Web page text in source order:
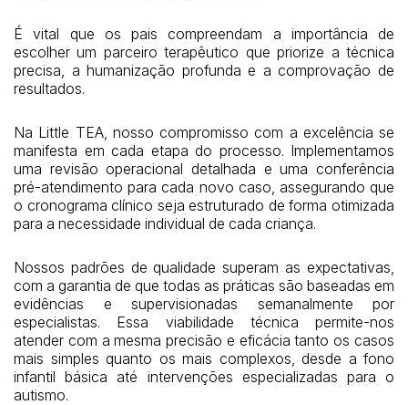
É vital que os pais compreendam a importância de
escolher um parceiro terapêutico que priorize a técnica
precisa, a humanização profunda e a comprovação de
resultados.
Na Little TEA, nosso compromisso com a excelência se
manifesta em cada etapa do processo. Implementamos
uma revisão operacional detalhada e uma conferência
pré-atendimento para cada novo caso, assegurando que
o cronograma clínico seja estruturado de forma otimizada
para a necessidade individual de cada criança.
Nossos padrões de qualidade superam as expectativas,
com a garantia de que todas as práticas são baseadas em
evidências e supervisionadas semanalmente por
especialistas. Essa viabilidade técnica permite-nos
atender com a mesma precisão e eficácia tanto os casos
mais simples quanto os mais complexos, desde a fono
infantil básica até intervenções especializadas para o
autismo.